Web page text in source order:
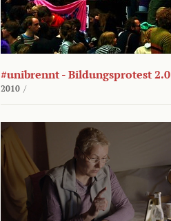
#unibrennt - Bildungsprotest 2.0
2010 /